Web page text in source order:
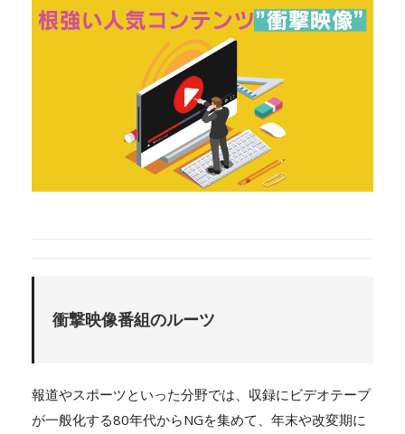
衝撃映像番組のルーツ
報道やスポーツといった分野では、収録にビデオテープ
が一般化する80年代からNGを集めて、年末や改変期に